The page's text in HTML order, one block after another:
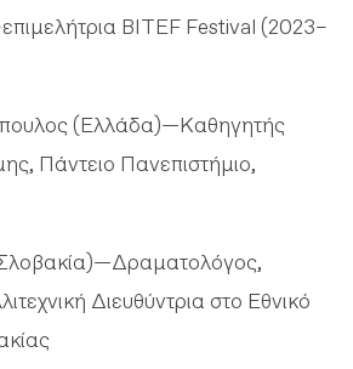
BITEF Festival (2023–
(Ελλάδα)—Καθηγητής
Πάντειο Πανεπιστήμιο,
Διευθύντρια στο Εθνικό